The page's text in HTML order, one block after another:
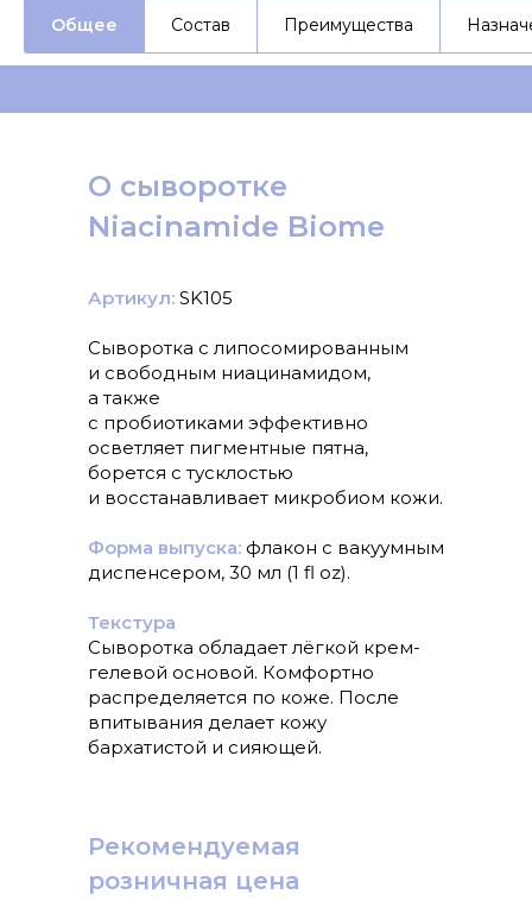
Общее Состав Преимущества
О сыворотке
Niacinamide Biome
Артикул: SK105
Сыворотка с липосомированным
и свободным ниацинамидом,
а также
с пробиотиками эффективно
осветляет пигментные пятна,
борется с тусклостью
и восстанавливает микробиом кожи.
Форма выпуска: флакон с вакуумным
диспенсером, 30 мл (1 fl oz).
Текстура
Сыворотка обладает лёгкой крем-
гелевой основой. Комфортно
распределяется по коже. После
впитывания делает кожу
бархатистой и сияющей.
Рекомендуемая
розничная цена